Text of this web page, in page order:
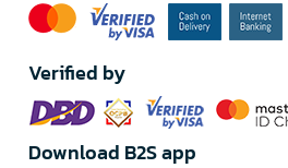
Verified by
Download B2S app